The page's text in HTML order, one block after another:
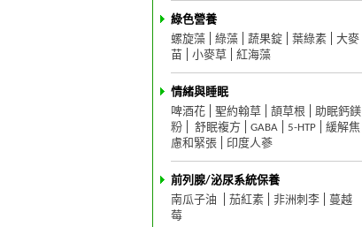
綠色營養
螺旋藻
綠藻 蔬果錠 葉綠素
大麥
苗
小麥草 紅海藻
情緒與睡眠
啤酒花
聖約翰草 頡草根
助眠鈣鎂
粉
舒眠複方 GABA 5-HTP
緩解焦
慮和緊張
印度人蔘
前列腺/泌尿系統保養
南瓜子油
茄紅素 非洲刺李
蔓越
莓